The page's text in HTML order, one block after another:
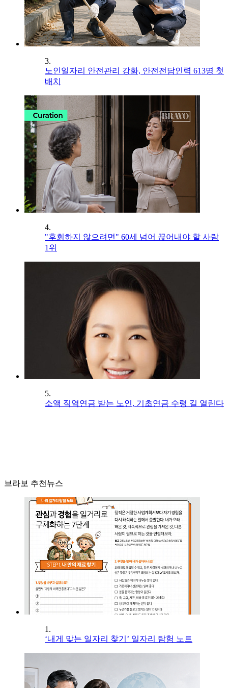
3.
노인일자리 안전관리 강화, 안전전담인력 613명 첫
배치
4.
"후회하지 않으려면" 60세 넘어 끊어내야 할 사람
1위
5.
소액 직역연금 받는 노인, 기초연금 수령 길 열린다
브라보 추천뉴스
1.
‘내게 맞는 일자리 찾기’ 일자리 탐험 노트